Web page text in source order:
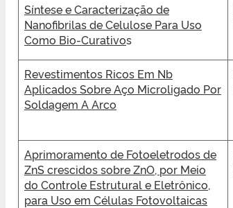
Síntese e Caracterização de
Nanofibrilas de Celulose Para Uso
Como Bio-Curativos
Revestimentos Ricos Em Nb
Aplicados Sobre Aço Microligado Por
Soldagem A Arco
Aprimoramento de Fotoeletrodos de
ZnS crescidos sobre ZnO, por Meio
do Controle Estrutural e Eletrônico,
para Uso em Células Fotovoltaicas